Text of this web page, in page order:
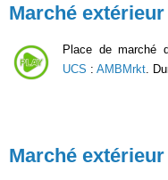
Marché extérieur
Place de marché
UCS : AMBMrkt .
Marché extérieur